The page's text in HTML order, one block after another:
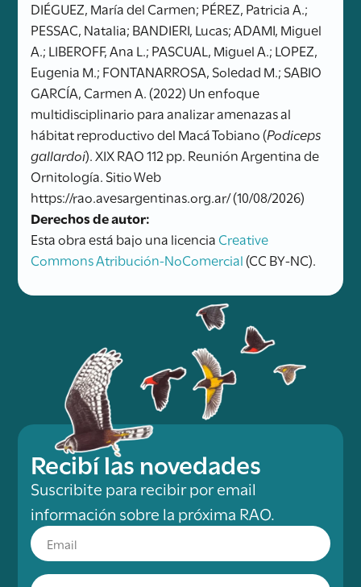
DIÉGUEZ, María del Carmen; PÉREZ, Patricia A.;
PESSAC, Natalia; BANDIERI, Lucas; ADAMI, Miguel
A.; LIBEROFF, Ana L.; PASCUAL, Miguel A.; LOPEZ,
Eugenia M.; FONTANARROSA, Soledad M.; SABIO
GARCÍA, Carmen A. (2022) Un enfoque
multidisciplinario para analizar amenazas al
hábitat reproductivo del Macá Tobiano (Podiceps
gallardoi). XIX RAO 112 pp. Reunión Argentina de
Ornitología. Sitio Web
https://rao.avesargentinas.org.ar/ (10/08/2026)
Derechos de autor:
Esta obra está bajo una licencia Creative
Commons Atribución-NoComercial(CC BY-NC).
Recibí las novedades
Suscribite para recibir por email
información sobre la próxima RAO.